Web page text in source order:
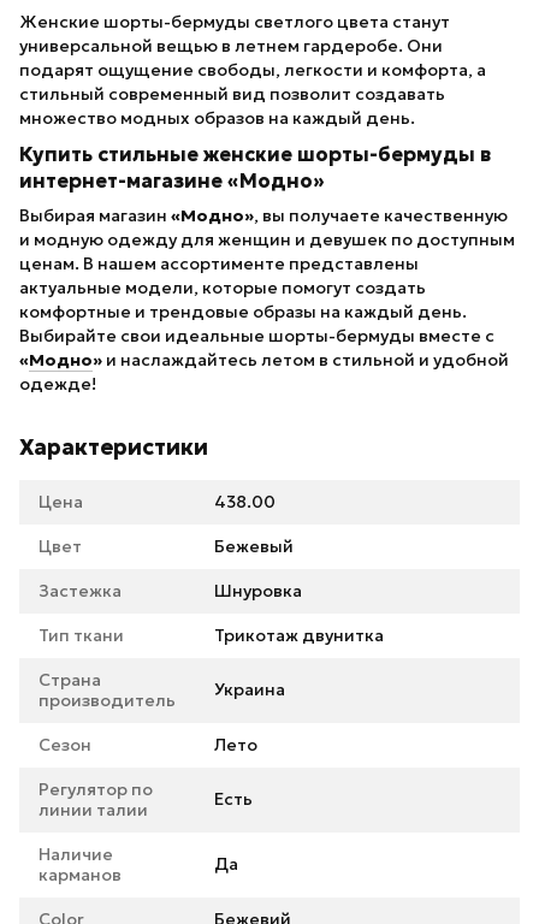
Женские шорты-бермуды светлого цвета станут
универсальной вещью в летнем гардеробе. Они
подарят ощущение свободы, легкости и комфорта, а
стильный современный вид позволит создавать
множество модных образов на каждый день.
Купить стильные женские шорты-бермуды в
интернет-магазине «Модно»
Выбирая магазин «Модно», вы получаете качественную
и модную одежду для женщин и девушек по доступным
ценам. В нашем ассортименте представлены
актуальные модели, которые помогут создать
комфортные и трендовые образы на каждый день.
Выбирайте свои идеальные шорты-бермуды вместе с
«Модно» и наслаждайтесь летом в стильной и удобной
одежде!
Характеристики
Цена 438.00
Цвет Бежевый
Застежка Шнуровка
Тип ткани Трикотаж двунитка
Страна
производитель
Украина
Сезон Лето
Регулятор по
линии талии
Есть
Наличие
карманов
Да
Color Бежевий